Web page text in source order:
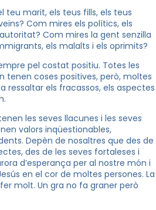
teu marit, els teus fills, els teus
Com mires els polítics, els
Com mires la gent senzilla
els malalts i els oprimits?
pel costat positiu. Totes les
tenen coses positives, però, moltes
ressaltar els fracassos, els aspectes
les seves llacunes i les seves
valors inqüestionables,
Depèn de nosaltres que des de
des de les seves fortaleses i
d’esperança per al nostre món i
en el cor de moltes persones. La
molt. Un gra no fa graner però